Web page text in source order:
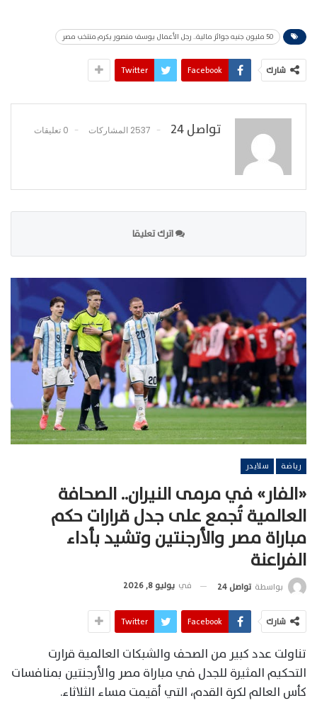
50 مليون جنيه جوائز مالية.. رجل الأعمال يوسف منصور يكرم منتخب مصر
شارك Facebook
Twitter
تواصل 24 2537 المشاركات 0 تعليقات
اترك تعليقا
رياضة سلايدر
«الفار» في مرمى النيران.. الصحافة
العالمية تُجمع على جدل قرارات حكم
مباراة مصر والأرجنتين وتشيد بأداء
الفراعنة
بواسطة تواصل 24 في يوليو 8, 2026
شارك Facebook
Twitter
تناولت عدد كبير من الصحف والشبكات العالمية قرارت
التحكيم المثيرة للجدل في مباراة مصر والأرجنتين بمنافسات
كأس العالم لكرة القدم، التي أقيمت مساء الثلاثاء.